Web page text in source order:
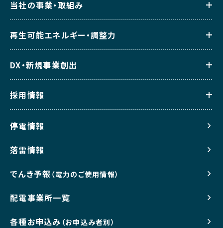
当社の事業・取組み
再生可能エネルギー・調整力
DX・新規事業創出
採用情報
停電情報
落雷情報
でんき予報 （電力のご使用情報）
配電事業所一覧
各種お申込み （お申込み者別）